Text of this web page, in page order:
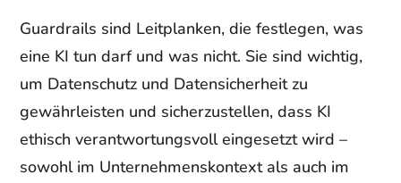
Guardrails sind Leitplanken, die festlegen, was
eine KI tun darf und was nicht. Sie sind wichtig,
um Datenschutz und Datensicherheit zu
gewährleisten und sicherzustellen, dass KI
ethisch verantwortungsvoll eingesetzt wird –
sowohl im Unternehmenskontext als auch im